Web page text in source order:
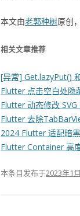
本文由老郭种树原创
相关文章推荐
[异常] Get.lazyPut()
Flutter 点击空白处隐
Flutter 动态修改
Flutter 去除
2024 Flutter 适配暗
Flutter Container 高
本条目发布于2023年1